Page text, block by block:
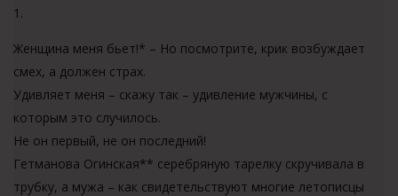
1.
Женщина меня бьет!* – Но посмотрите, крик возбуждает
смех, а должен страх.
Удивляет меня – скажу так – удивление мужчины, с
которым это случилось.
Не он первый, не он последний!
Гетманова Огинская** серебряную тарелку скручивала в
трубку, а мужа – как свидетельствуют многие летописцы